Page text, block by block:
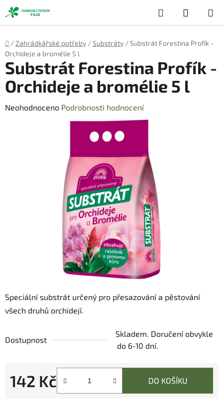
Přejít
na
obsah
Hledat
KOŠÍK
Domů
/ Zahrádkářské potřeby /Substráty /Substrát Forestina Profík -
Orchideje a bromélie 5 l
Speciální substrát určený pro přesazování a pěstování
všech druhů orchidejí.
Dostupnost
Skladem. Doručení obvykle
do 6-10 dní.
142 Kč DO KOŠÍKU
Substrát Forestina Profík -
Orchideje a bromélie 5 l
Průměrné
Neohodnoceno Podrobnosti hodnocení